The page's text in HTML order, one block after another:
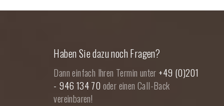
Haben Sie dazu noch Fragen?
Dann einfach Ihren Termin unter +49 (0)201
- 946 134 70 oder einen Call-Back
vereinbaren!